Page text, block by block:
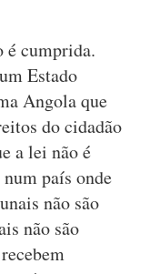
é cumprida.
Estado
Angola que
do cidadão
a lei não é
país onde
não são
não são